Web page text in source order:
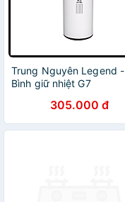
Trung Nguyên Legend -
Bình giữ nhiệt G7
305.000 đ